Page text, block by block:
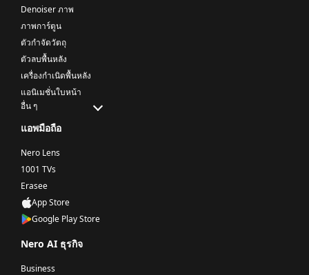
Denoiser ภาพ
ภาพการ์ตูน
ตัวกําจัดวัตถุ
ตัวลบพื้นหลัง
เครื่องกําเนิดพื้นหลัง
แอนิเมชั่นใบหน้า
อื่น ๆ
แอพมือถือ
Nero Lens
1001 TVs
Erasee
App Store
Google Play Store
Nero AI ธุรกิจ
Business